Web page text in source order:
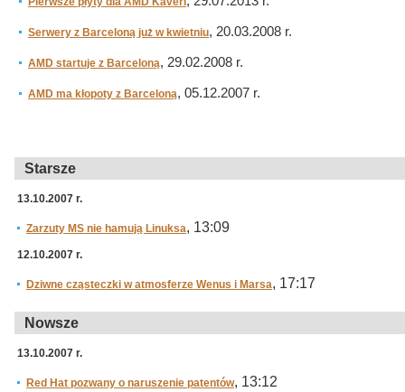
Serwery z Barceloną już w kwietniu, 20.03.2008 r.
AMD startuje z Barceloną, 29.02.2008 r.
AMD ma kłopoty z Barceloną, 05.12.2007 r.
Starsze
13.10.2007 r.
Zarzuty MS nie hamują Linuksa, 13:09
12.10.2007 r.
Dziwne cząsteczki w atmosferze Wenus i Marsa, 17:17
Nowsze
13.10.2007 r.
Red Hat pozwany o naruszenie patentów, 13:12